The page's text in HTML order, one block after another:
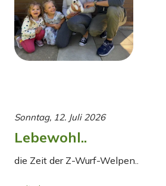
Sonntag, 12. Juli 2026
Lebewohl..
die Zeit der Z-Wurf-Welpen..